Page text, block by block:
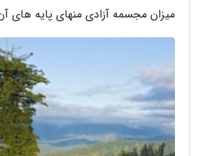
میزان مجسمه آزادی منهای پایه های